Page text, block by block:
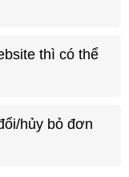
thì có thể
hủy bỏ đơn